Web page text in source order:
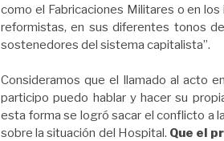
como el Fabricaciones Militares o en
reformistas, en sus diferentes tonos
sostenedores del sistema capitalista”.
Consideramos que el llamado al acto
participo puedo hablar y hacer su
esta forma se logró sacar el conflicto a
sobre la situación del Hospital. Que el